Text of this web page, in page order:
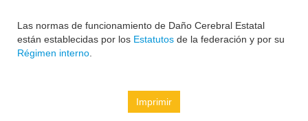
Las normas de funcionamiento de Daño Cerebral Estatal
están establecidas por los Estatutos de la federación y por su
Régimen interno
Imprimir